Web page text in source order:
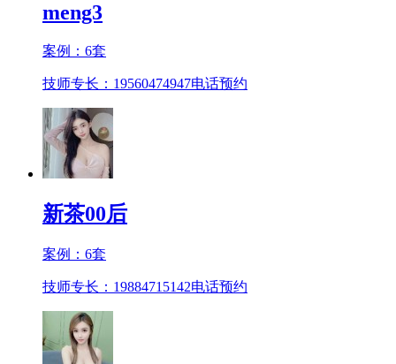
meng3
案例： 6套
技师专长：19560474947电话预约
新茶00后
案例： 6套
技师专长：19884715142电话预约